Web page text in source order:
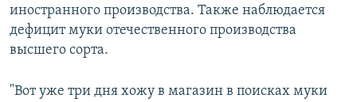
иностранного производства. Также наблюдается
дефицит муки отечественного производства
высшего сорта.
"Вот уже три дня хожу в магазин в поисках муки